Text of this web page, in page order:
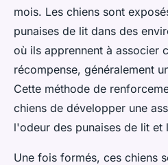
mois. Les chiens sont
punaises de lit dans des
où ils apprennent à associer
récompense, généralement
Cette méthode de
chiens de développer une
l'odeur des punaises de lit et
Une fois formés, ces chiens